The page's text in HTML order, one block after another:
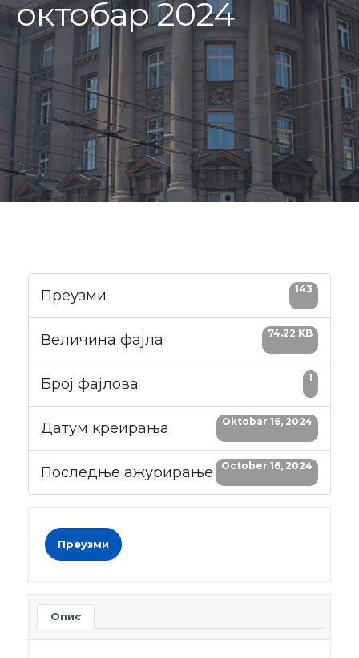
октобар 2024
Преузми 143
Величина фајла 74.22 KB
Број фајлова 1
Датум креирања Oktobar 16, 2024
Последње ажурирање October 16, 2024
Преузми
Опис